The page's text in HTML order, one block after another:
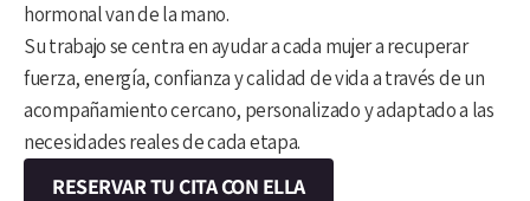
hormonal van de la mano.
Su trabajo se centra en ayudar a cada mujer a recuperar
fuerza, energía, confianza y calidad de vida a través de un
acompañamiento cercano, personalizado y adaptado a las
necesidades reales de cada etapa.
RESERVAR TU CITA CON ELLA